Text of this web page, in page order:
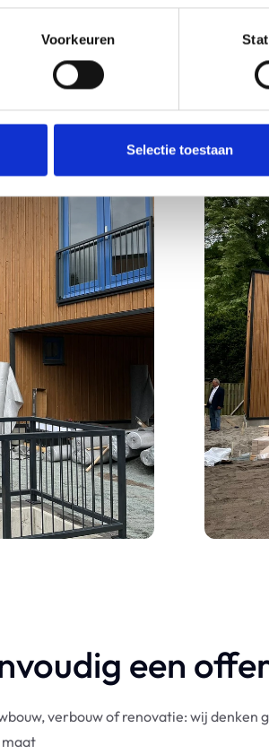
Voorkeuren
Selectie toestaan
een
project
een
verbouw of renovatie: wij denken